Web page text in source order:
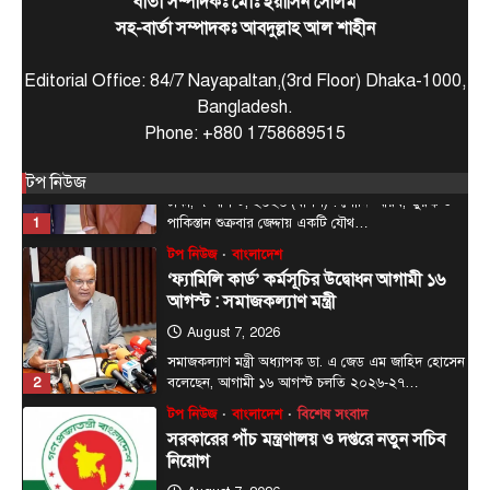
সহ-বার্তা সম্পাদকঃ আবদুল্লাহ আল শাহীন
Editorial Office: 84/7 Nayapaltan,(3rd Floor) Dhaka-1000,
Bangladesh.
Phone: +880 1758689515
টপ নিউজ
August 7, 2026
2
টপ নিউজ বাংলাদেশ
‘ফ্যামিলি কার্ড’ কর্মসূচির উদ্বোধন আগামী ১৬
August 7, 2026
সমাজকল্যাণ মন্ত্রী অধ্যাপক ডা. এ জেড এম জাহিদ হোসেন
বলেছেন, আগামী ১৬ আগস্ট চলতি ২০২৬-২৭…
3
টপ নিউজ বাংলাদেশ
সরকারের পাঁচ মন্ত্রণালয় ও দপ্তরে নতুন সচিব
নিয়োগ
August 7, 2026
দেশের তিনটি মন্ত্রণালয় ও দুইটি দপ্তরে নতুন সচিব নিয়োগ
দিয়েছে সরকার। আজ (বৃহস্পতিবার) এ সংক্রান্ত…
টপ নিউজ
বাংলাদেশ
‘বাংলাদেশের জনগণের অনুভূতির বিষয়ে
ভারতকে আরও বেশি সংবেদনশীল হতে হবে’